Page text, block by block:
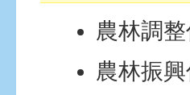
農林調
農林振